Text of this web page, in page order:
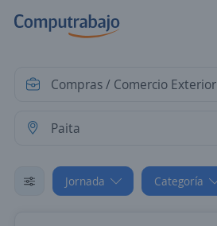
Jornada Categoría